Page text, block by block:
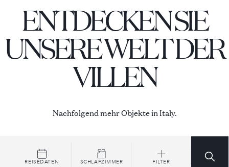
- die Abtei von Sant'Antimo, eines der schönsten
romanischen Bauwerke Italiens.
Für Naturliebhaber gibt es in der Maremma viele
Parks und Naturschutzgebiete:
- Uccellina Park (43 km), der regionale Naturpark der
Maremma, ein unberührtes Paradies mit vielen
Tierarten, das sich durch viele Wälder und
ENTDECKEN SIE
UNSERE WELT DER
VILLEN
Nachfolgend mehr Objekte in Italy.
REISEDATEN SCHLAFZIMMER FILTER